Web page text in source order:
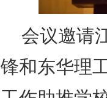
会议邀请
锋和东华理